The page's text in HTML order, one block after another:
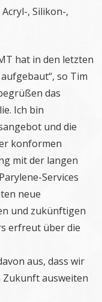
, Silikon-,
hat in den letzten
so Tim
das
Ich bin
und die
konformen
mit der langen
Services
neue
und zukünftigen
erfreut über die
aus, dass wir
Zukunft ausweiten